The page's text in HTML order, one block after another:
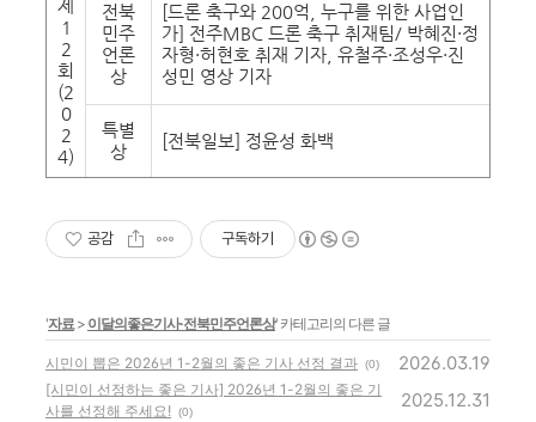
제
1
2
회
(2
0
2
4)
전북
민주
언론
상
[드론 축구와 200억, 누구를 위한 사업인
가] 전주MBC 드론 축구 취재팀/ 박혜진·정
자형·허현호 취재 기자, 유철주·조성우·진
성민 영상 기자
특별
상
[전북일보] 정윤성 화백
공감 구독하기
'자료> 이달의좋은기사·전북민주언론상' 카테고리의 다른 글
시민이 뽑은 2026년 1-2월의 좋은 기사 선정 결과 (0) 2026.03.19
[시민이 선정하는 좋은 기사] 2026년 1-2월의 좋은 기
사를 선정해 주세요! (0)
2025.12.31